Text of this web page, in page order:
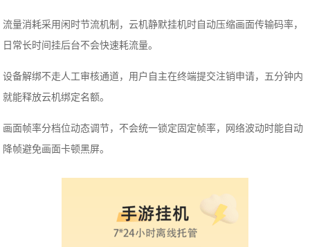
流量消耗采用闲时节流机制，云机静默挂机时自动压缩画面传输码率，
日常长时间挂后台不会快速耗流量。
设备解绑不走人工审核通道，用户自主在终端提交注销申请，五分钟内
就能释放云机绑定名额。
画面帧率分档位动态调节，不会统一锁定固定帧率，网络波动时能自动
降帧避免画面卡顿黑屏。